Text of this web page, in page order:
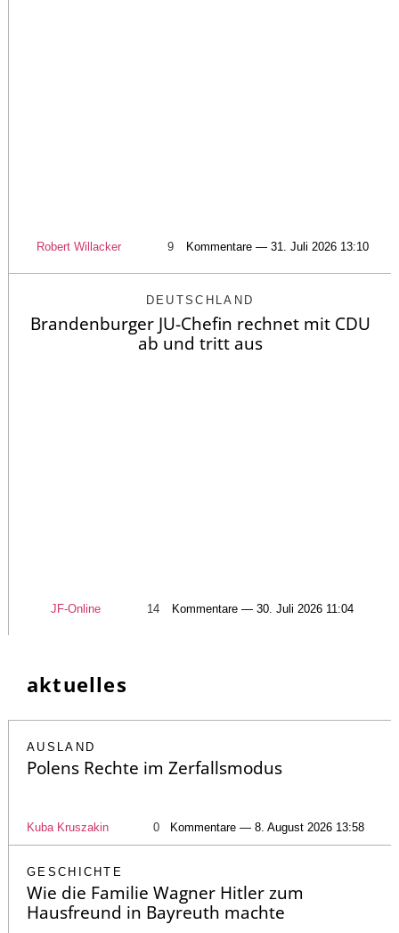
Robert Willacker 9 Kommentare — 31. Juli 2026 13:10
DEUTSCHLAND
Brandenburger JU-Chefin rechnet mit CDU
ab und tritt aus
JF-Online 14 Kommentare — 30. Juli 2026 11:04
aktuelles
AUSLAND
Polens Rechte im Zerfallsmodus
Kuba Kruszakin 0 Kommentare — 8. August 2026 13:58
GESCHICHTE
Wie die Familie Wagner Hitler zum
Hausfreund in Bayreuth machte